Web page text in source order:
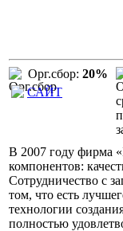
Орг.сбор: 20%
САЙТ
В 2007 году фирма
компонентов:
Сотрудничество с
том, что есть
технологии
полностью